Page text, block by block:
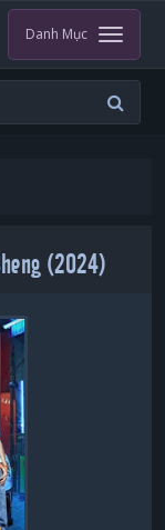
Danh Mục
(2024)